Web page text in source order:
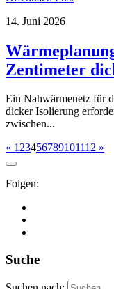
14. Juni 2026
Zentimeter
Ein Nahwärmenetz für
dicker Isolierung
zwischen...
« 123456789101112 »
Folgen:
Suche